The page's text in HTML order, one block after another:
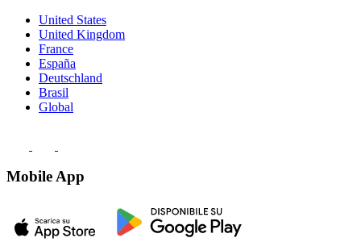
United States
United Kingdom
France
España
Deutschland
Brasil
Global
Mobile App